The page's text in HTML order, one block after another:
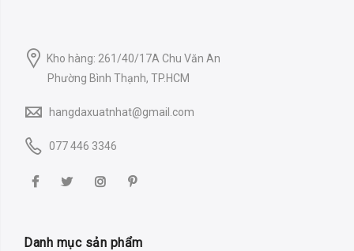
Kho hàng: 261/40/17A Chu Văn An
Phường Bình Thạnh, TP.HCM
hangdaxuatnhat@gmail.com
077 446 3346
Danh mục sản phẩm